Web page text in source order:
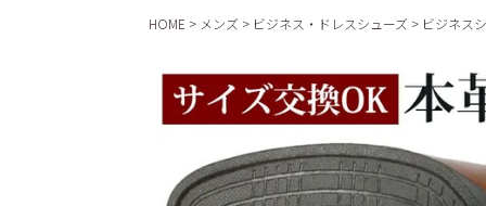
レインシューズ
パンプス
スニーカー
ワー
ブーツ
ウェア
レインシューズ
スニーカー
ビジネス・ドレスシューズ
レインシューズ
スニーカー
スクール
new
メンズ新入荷
キッズ新入荷
メンズSALE
キッズSALE
ボディバッグ
ハンドバッグ
ビジネスバッグ
ショ
雑貨
HOME メンズ ビジネス・ドレスシューズ ビジネス